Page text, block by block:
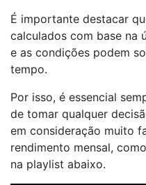
É importante destacar
calculados com base na
e as condições podem
tempo.
Por isso, é essencial
de tomar qualquer
em consideração muito
rendimento mensal,
na playlist abaixo.